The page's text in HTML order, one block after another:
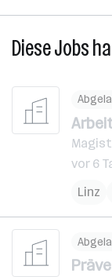
Diese Jobs
vor 6
Linz